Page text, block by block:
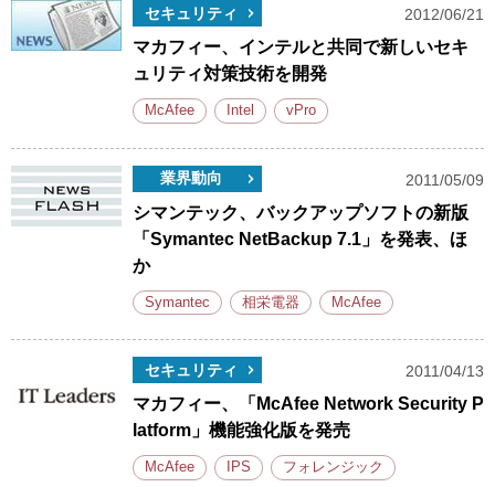
セキュリティ 2012/06/21
マカフィー、インテルと共同で新しいセキ
ュリティ対策技術を開発
McAfee Intel vPro
業界動向 2011/05/09
シマンテック、バックアップソフトの新版
「Symantec NetBackup 7.1」を発表、ほ
か
Symantec 相栄電器 McAfee
セキュリティ 2011/04/13
マカフィー、「McAfee Network Security P
latform」機能強化版を発売
McAfee IPS フォレンジック